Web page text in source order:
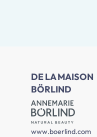
DE LA MAISON
BÖRLIND
www.boerlind.com